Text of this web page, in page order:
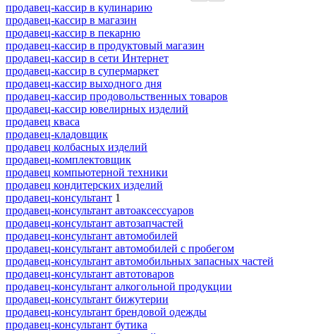
продавец-кассир в кулинарию
продавец-кассир в магазин
продавец-кассир в пекарню
продавец-кассир в продуктовый магазин
продавец-кассир в сети Интернет
продавец-кассир в супермаркет
продавец-кассир выходного дня
продавец-кассир продовольственных товаров
продавец-кассир ювелирных изделий
продавец кваса
продавец-кладовщик
продавец колбасных изделий
продавец-комплектовщик
продавец компьютерной техники
продавец кондитерских изделий
продавец-консультант 1
продавец-консультант автоаксессуаров
продавец-консультант автозапчастей
продавец-консультант автомобилей
продавец-консультант автомобилей с пробегом
продавец-консультант автомобильных запасных частей
продавец-консультант автотоваров
продавец-консультант алкогольной продукции
продавец-консультант бижутерии
продавец-консультант брендовой одежды
продавец-консультант бутика